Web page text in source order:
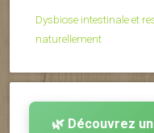
Dysbiose intestinale et
naturellement
🌿 Découvrez